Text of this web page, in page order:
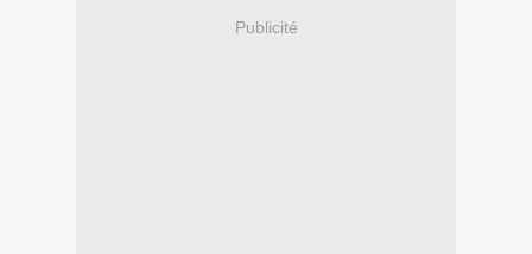
Publicité